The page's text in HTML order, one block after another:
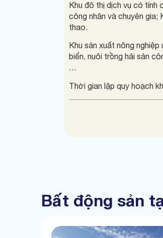
Khu đô thị dịch vụ có tính
công nhân và chuyên gia;
thao.
Khu sản xuất nông
biển, nuôi trồng hải sản
…
Thời gian lập quy hoạch
Bất động sản